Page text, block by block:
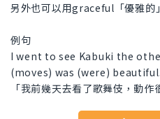
另外也可以用graceful「優雅的
例句
I went to see Kabuki the
(moves) was (were) beautiful.
「我前幾天去看了歌舞伎，動作